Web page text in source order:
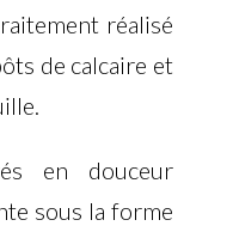
réalisé
de calcaire et
en douceur
sous la forme